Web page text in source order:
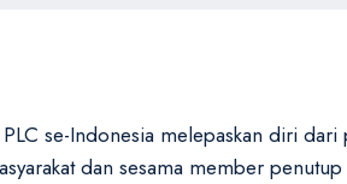
se-Indonesia melepaskan diri
dan sesama member